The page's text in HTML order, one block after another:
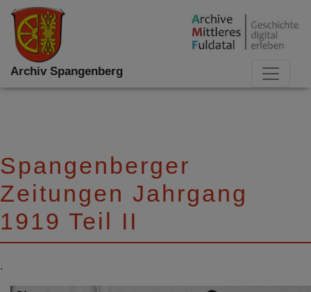
Archiv Spangenberg
Spangenberger
Zeitungen Jahrgang
1919 Teil II
.